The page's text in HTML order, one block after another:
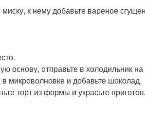
к нему добавьте вареное
основу, отправьте в холодильник на
микроволновке и добавьте шоколад.
торт из формы и украсьте